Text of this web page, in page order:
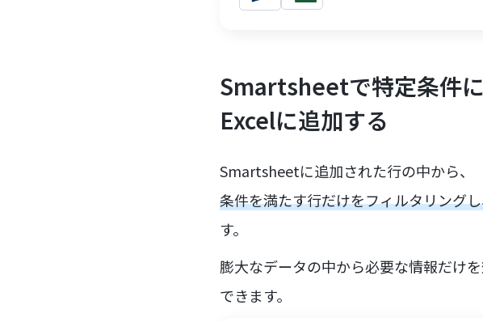
Smartsheetで特定条件
Excelに追加する
Smartsheetに追加された行の中から、
条件を満たす行だけをフィルタリング
す。
膨大なデータの中から必要な情報だけ
できます。